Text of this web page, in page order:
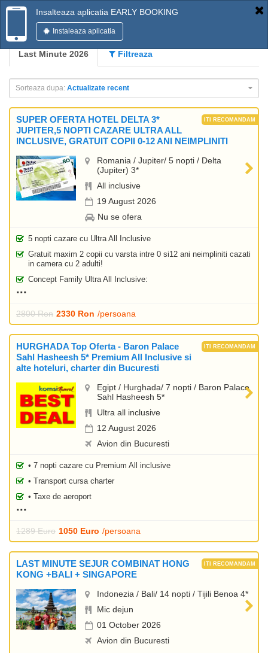
Insalteaza aplicatia EARLY BOOKING
Instaleaza aplicatia
Last Minute 2026 Filtreaza
Sorteaza dupa: Actualizate recent
SUPER OFERTA HOTEL DELTA 3*
JUPITER,5 NOPTI CAZARE ULTRA ALL
INCLUSIVE, GRATUIT COPII 0-12 ANI NEIMPLINITI
Romania / Jupiter/ 5 nopti / Delta
(Jupiter) 3*
All inclusive
19 August 2026
Nu se ofera
5 nopti cazare cu Ultra All Inclusive
Gratuit maxim 2 copii cu varsta intre 0 si12 ani neimpliniti cazati
in camera cu 2 adulti!
Concept Family Ultra All Inclusive:
2800 Ron 2330 Ron /persoana
HURGHADA Top Oferta - Baron Palace
Sahl Hasheesh 5* Premium All Inclusive si
alte hoteluri, charter din Bucuresti
Egipt / Hurghada/ 7 nopti / Baron Palace
Sahl Hasheesh 5*
Ultra all inclusive
12 August 2026
Avion din Bucuresti
• 7 nopti cazare cu Premium All inclusive
• Transport cursa charter
• Taxe de aeroport
1289 Euro 1050 Euro /persoana
LAST MINUTE SEJUR COMBINAT HONG
KONG +BALI + SINGAPORE
Indonezia / Bali/ 14 nopti / Tijili Benoa 4*
Mic dejun
01 October 2026
Avion din Bucuresti